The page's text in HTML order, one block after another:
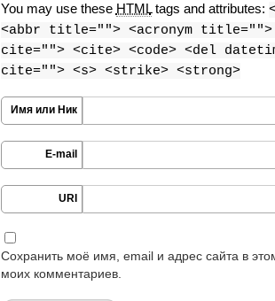
You may use these HTMLtags and attributes:
<abbr title=""> <acronym title="">
cite=""> <cite> <code> <del
cite=""> <s> <strike> <strong>
Имя или Ник
E-mail
URI
Сохранить моё имя, email и адрес сайта в
моих комментариев.